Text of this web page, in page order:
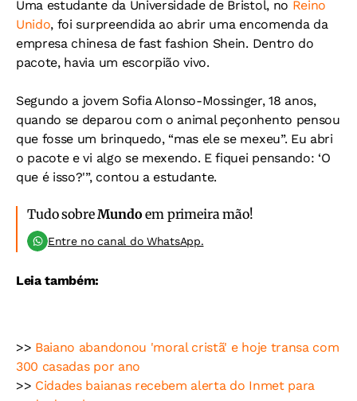
Uma estudante da Universidade de Bristol, no Reino
Unido, foi surpreendida ao abrir uma encomenda da
empresa chinesa de fast fashion Shein. Dentro do
pacote, havia um escorpião vivo.
Segundo a jovem Sofia Alonso-Mossinger, 18 anos,
quando se deparou com o animal peçonhento pensou
que fosse um brinquedo, “mas ele se mexeu”. Eu abri
o pacote e vi algo se mexendo. E fiquei pensando: ‘O
que é isso?'”, contou a estudante.
Tudo sobreMundo em primeira mão!
Entre no canal do WhatsApp.
Leia também:
>> Baiano abandonou 'moral cristã' e hoje transa com
300 casadas por ano
>> Cidades baianas recebem alerta do Inmet para